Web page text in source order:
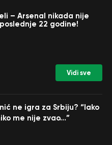
– Arsenal nikada nije
22 godine!
Vidi sve
ne igra za Srbiju? “Iako
me nije zvao…”